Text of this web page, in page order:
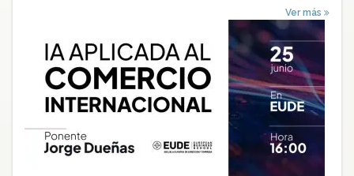
Ver más